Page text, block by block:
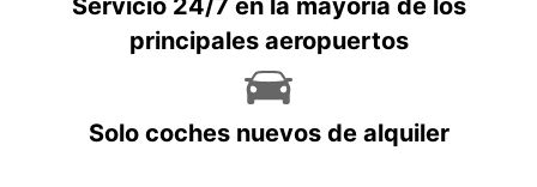
Servicio 24/7 en la mayoría de los
principales aeropuertos
Solo coches nuevos de alquiler